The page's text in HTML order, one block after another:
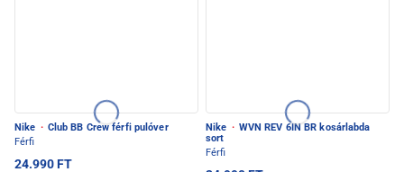
Nike · Club BB Crew férfi pulóver
Férfi
24.990 FT
Nike · WVN REV 6IN BR kosárlabda
sort
Férfi